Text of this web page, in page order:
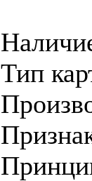
Тип